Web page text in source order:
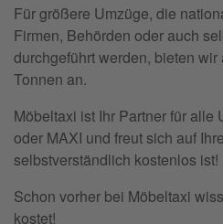
Für größere Umzüge, die
Firmen, Behörden oder auch
durchgeführt werden, bieten
Tonnen an.
Möbeltaxi ist Ihr Partner für alle
oder MAXI und freut sich auf
selbstverständlich kostenlos ist!
Schon vorher bei Möbeltaxi
kostet!